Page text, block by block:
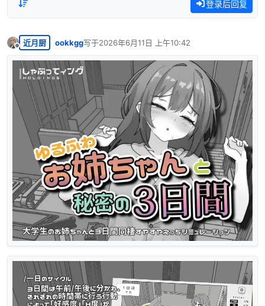
登录后回复
离线
近月厨 ookkgg写于2026年6月11日 上午10:42
最后由 编辑